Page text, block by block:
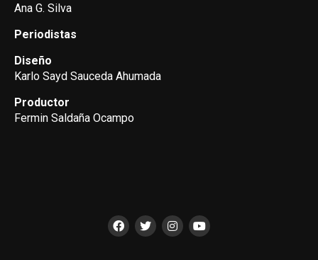
Ana G. Silva
Periodistas
Diseño
Karlo Sayd Sauceda Ahumada
Productor
Fermin Saldaña Ocampo